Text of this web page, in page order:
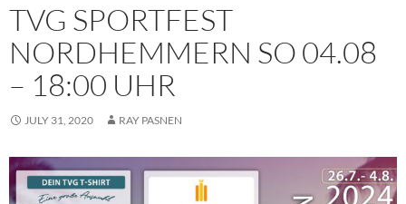
TVG SPORTFEST
NORDHEMMERN SO 04.08
– 18:00 UHR
JULY 31, 2020 RAY PASNEN